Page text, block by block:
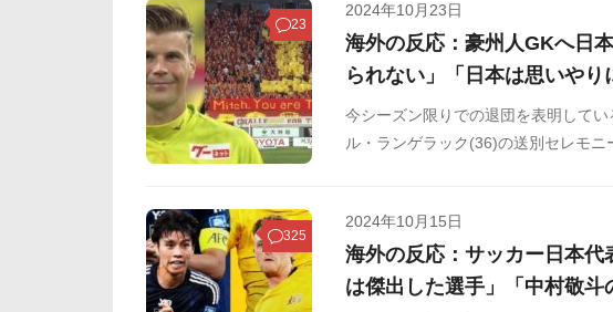
23
2024年10月23日
海外の反応：豪州人GKへ日
られない」「日本は思いやり
今シーズン限りでの退団を表明して
ル・ランゲラック(36)の送別セレモ
325
2024年10月15日
海外の反応：サッカー日本
は傑出した選手」「中村敬斗